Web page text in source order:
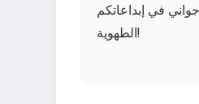
في إبداعاتكم
الطهوية!